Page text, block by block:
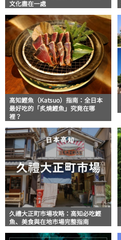
文化盡在一處
高知鰹魚（Katsuo）指南：全日本
最好吃的「炙燒鰹魚」究竟在哪
裡？
久禮大正町市場攻略：高知必吃鰹
魚、美食與在地市場完整指南